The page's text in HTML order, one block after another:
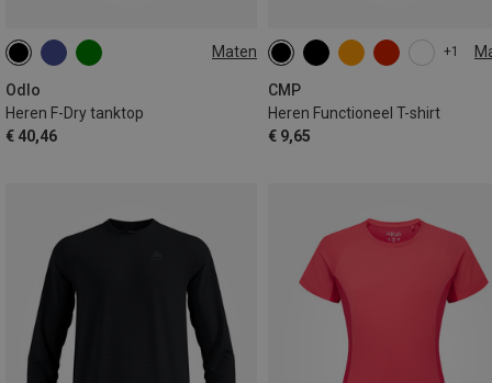
Maten
Odlo
Heren F-Dry tanktop
€ 40,46
S M L
+1
CMP
Heren Functioneel T-shirt
€ 9,65